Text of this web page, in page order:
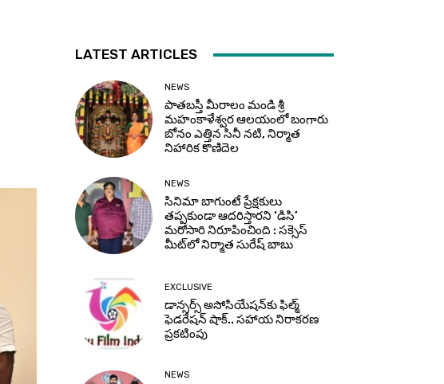
LATEST ARTICLES
NEWS
పాతబస్తీ మీరాలం మండి శ్రీ
మహంకాళేశ్వర ఆలయంలో బంగారు
బోనం ఎత్తిన సినీ నటి, నిర్మాత
నిహారిక కొణిదెల
NEWS
సినిమా బాగుంటే ప్రేక్షకులు
తప్పకుండా ఆదరిస్తారని ‘డిసి’
మరోసారి నిరూపించింది : సక్సెస్
మీట్‌లో నిర్మాత సురేష్ బాబు
EXCLUSIVE
డాన్సర్స్ అసోసియేషన్‌కు ఫిల్మ్
ఫెడరేషన్ షాక్.. సహాయ నిరాకరణ
ప్రకటింపు
NEWS